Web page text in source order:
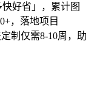
好省」，累计图
，落地项目
制仅需8-10周，助